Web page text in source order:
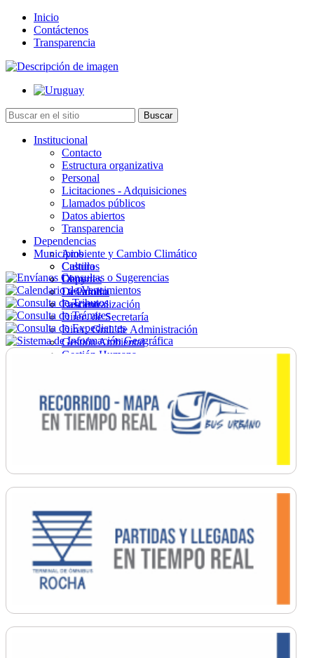
Inicio
Contáctenos
Transparencia
Institucional
Contacto
Estructura organizativa
Personal
Licitaciones - Adquisiciones
Llamados públicos
Datos abiertos
Transparencia
Dependencias
Ambiente y Cambio Climático
Cultura
Deportes
Desarrollo
Descentralización
Direc. de Secretaría
Direc. Gral. de Administración
Gestión Ambiental
Gestión Humana
Ordenamiento
Promoción Social
Salud
Secretaría General
Municipios
Castillos
Chuy
La Paloma
Lascano